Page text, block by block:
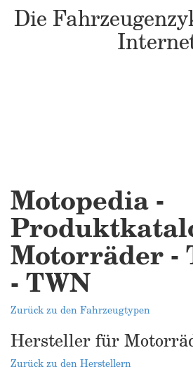
Die
Motopedia -
Motorräder -
- TWN
Zurück zu den Fahrzeugtypen
Hersteller für
Zurück zu den Herstellern